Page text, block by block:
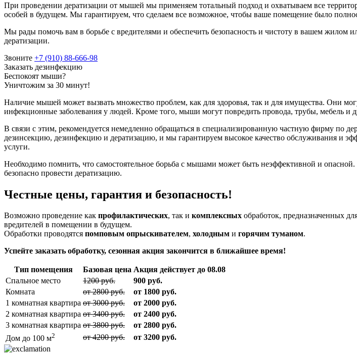
При проведении дератизации от мышей мы применяем тотальный подход и охватываем все
особей в будущем. Мы гарантируем, что сделаем все возможное, чтобы ваше помещение было
Мы рады помочь вам в борьбе с вредителями и обеспечить безопасность и чистоту в вашем
дератизации.
Звоните +7 (910) 88-666-98
Заказать дезинфекцию
Беспокоят мыши?
Уничтожим за 30 минут!
Наличие мышей может вызвать множество проблем, как для здоровья, так и для имущества. Они
инфекционные заболевания у людей. Кроме того, мыши могут повредить провода, трубы, мебель и
В связи с этим, рекомендуется немедленно обращаться в специализированную частную фирму по
дезинсекцию, дезинфекцию и дератизацию, и мы гарантируем высокое качество обслуживания и
услуги.
Необходимо помнить, что самостоятельное борьба с мышами может быть неэффективной и
безопасно провести дератизацию.
Честные цены, гарантия и безопасность!
Возможно проведение как профилактических, так и комплексных обработок, предназначенных
вредителей в помещении в будущем.
Обработки проводятся помповым опрыскивателем, холодным и горячим туманом.
Успейте заказать обработку, сезонная акция закончится в ближайшее время!
Тип помещения Базовая цена Акция действует до 08.08
Спальное место
1200 руб.
900 руб.
Комната
от 2800 руб.
от 1800 руб.
1 комнатная квартира от 3000 руб.
от 2000 руб.
2 комнатная квартира от 3400 руб.
от 2400 руб.
3 комнатная квартира от 3800 руб.
от 2800 руб.
Дом до 100 м2 от 4200 руб. от 3200 руб.